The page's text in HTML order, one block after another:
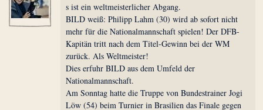
s ist ein weltmeisterlicher Abgang.
BILD weiß: Philipp Lahm (30) wird ab sofort nicht
mehr für die Nationalmannschaft spielen! Der DFB-
Kapitän tritt nach dem Titel-Gewinn bei der WM
zurück. Als Weltmeister!
Dies erfuhr BILD aus dem Umfeld der
Nationalmannschaft.
Am Sonntag hatte die Truppe von Bundestrainer Jogi
Löw (54) beim Turnier in Brasilien das Finale gegen